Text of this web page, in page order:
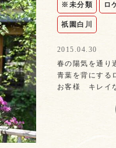
※未分類 ロ
祇園白川
2015.04.30
春の陽気を通り
青葉を背にする
お客様 キレイ